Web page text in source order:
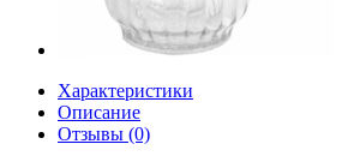
Характеристики
Описание
Отзывы (0)